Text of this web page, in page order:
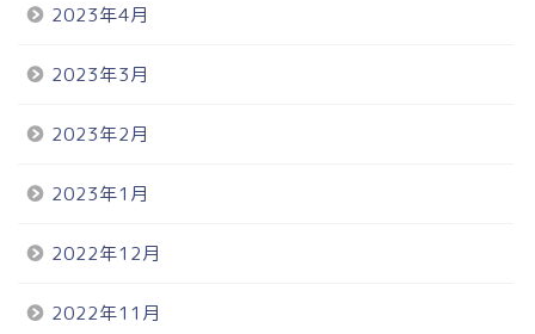
2023年4月
2023年3月
2023年2月
2023年1月
2022年12月
2022年11月